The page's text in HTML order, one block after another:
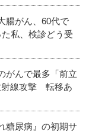
腸がん、60代で
私、検診どう受
がんで最多「前立
射線攻撃 転移あ
糖尿病』の初期サ